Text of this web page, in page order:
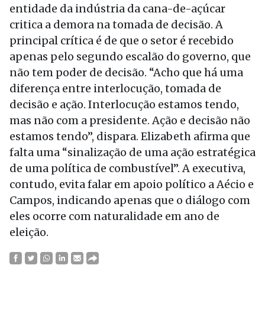
entidade da indústria da cana-de-açúcar
critica a demora na tomada de decisão. A
principal crítica é de que o setor é recebido
apenas pelo segundo escalão do governo, que
não tem poder de decisão. “Acho que há uma
diferença entre interlocução, tomada de
decisão e ação. Interlocução estamos tendo,
mas não com a presidente. Ação e decisão não
estamos tendo”, dispara. Elizabeth afirma que
falta uma “sinalização de uma ação estratégica
de uma política de combustível”. A executiva,
contudo, evita falar em apoio político a Aécio e
Campos, indicando apenas que o diálogo com
eles ocorre com naturalidade em ano de
eleição.